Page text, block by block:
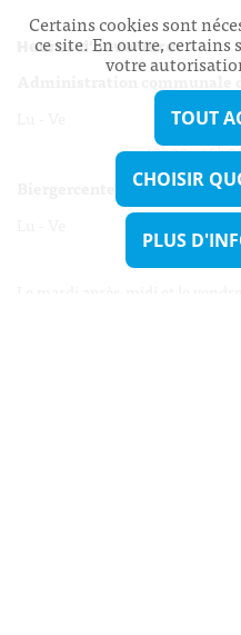
Heures d’ouverture:
Administration communale
Lu - Ve 08h00 -
13h30 -
Lu - Ve 08h00 -
13h30 - 16h00
Certains cookies sont
ce site. En outre, certains
votre
TOUT
CHOISIR
PLUS